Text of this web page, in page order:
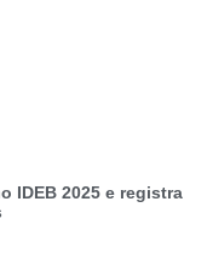
IDEB 2025 e registra